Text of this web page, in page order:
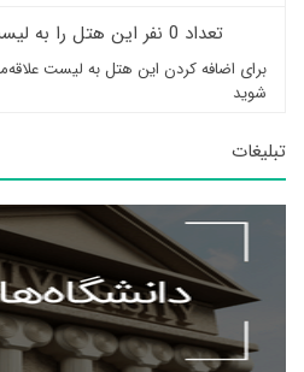
تعداد 0 نفر این هتل را به لیست خود اضافه کرده‌اند
برای اضافه کردن این هتل به لیست
شوید
تبلیغات